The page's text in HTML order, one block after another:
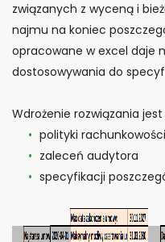
związanych z wyceną i
najmu na koniec
opracowane w excel daje
dostosowywania do
Wdrożenie rozwiązania
polityki
zaleceń audytora
specyfikacji